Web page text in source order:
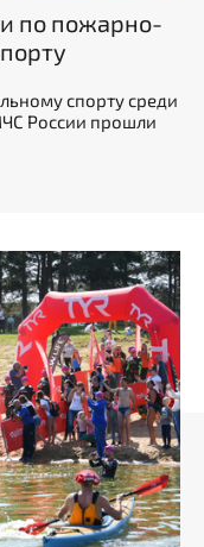
по пожарно-
спорту среди
России прошли